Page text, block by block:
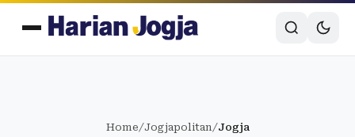
Home/Jogjapolitan/Jogja